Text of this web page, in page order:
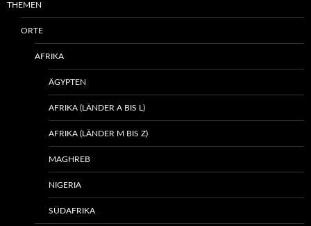
THEMEN
ORTE
AFRIKA
ÄGYPTEN
AFRIKA (LÄNDER A BIS L)
AFRIKA (LÄNDER M BIS Z)
MAGHREB
NIGERIA
SÜDAFRIKA